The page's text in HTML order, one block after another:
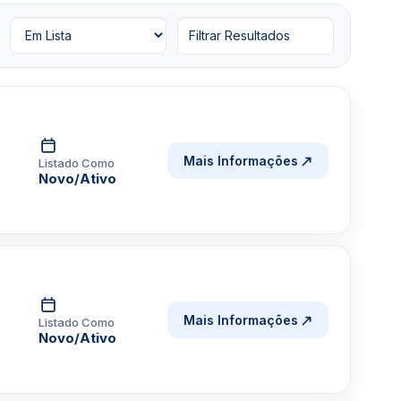
Filtrar Resultados
Listado Como
Novo/Ativo
Mais Informações
Listado Como
Novo/Ativo
Mais Informações